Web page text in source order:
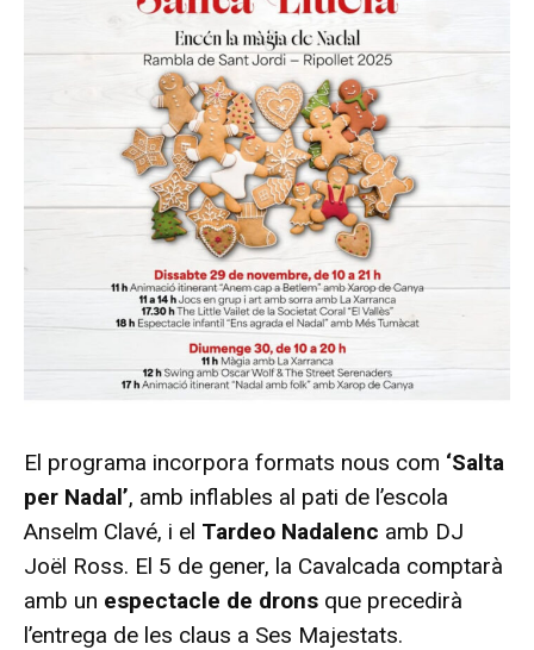
El programa incorpora formats nous com ‘Salta
per Nadal’, amb inflables al pati de l’escola
Anselm Clavé, i el Tardeo Nadalenc amb DJ
Joël Ross. El 5 de gener, la Cavalcada comptarà
amb un espectacle de drons que precedirà
l’entrega de les claus a Ses Majestats.